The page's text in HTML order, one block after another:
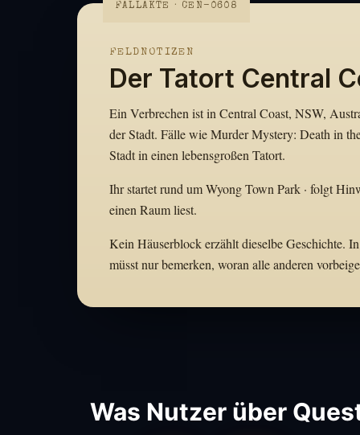
FALLAKTE · CEN-0608
FELDNOTIZEN
Der Tatort Central
Ein Verbrechen ist in Central Coast, NSW,
der Stadt. Fälle wie Murder Mystery: Death in
Stadt in einen lebensgroßen Tatort.
Ihr startet rund um Wyong Town Park · folgt
einen Raum liest.
Kein Häuserblock erzählt dieselbe Geschichte.
müsst nur bemerken, woran alle anderen
Was Nutzer über